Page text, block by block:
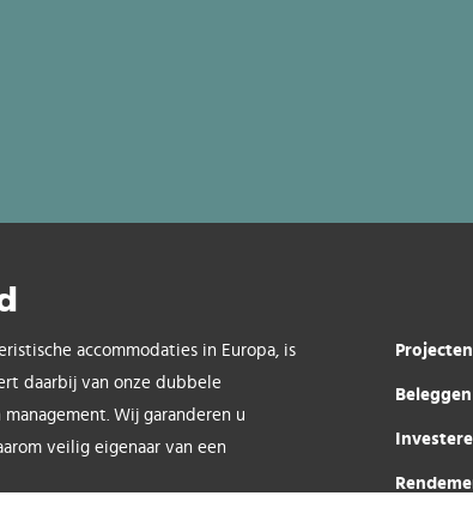
accommodaties in Europa, is
daarbij van onze dubbele
Wij garanderen u
veilig eigenaar van een